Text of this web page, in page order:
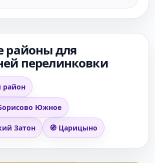
районы для
перелинковки
район
Южное
Затон 🧭 Царицыно